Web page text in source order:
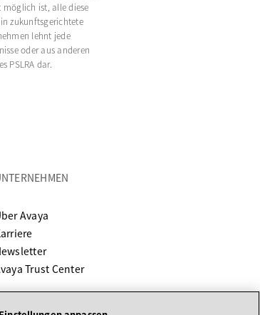
möglich ist, alle diese
zukunftsgerichtete
lehnt jede
oder aus anderen
PSLRA dar.
geöffnet
geöffnet
Avaya
Trust Center